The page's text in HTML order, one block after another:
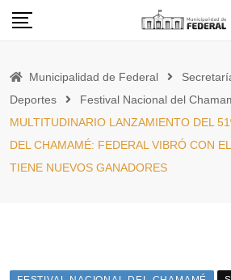
Skip
Municipalidad de Federal
Deportes
Festival Nacional del
MULTITUDINARIO LANZAMIENTO DEL
DEL CHAMAMÉ: FEDERAL VIBRÓ CON
TIENE NUEVOS GANADORES